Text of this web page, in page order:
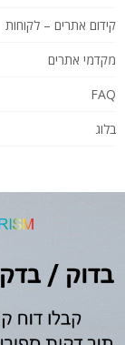
קידום אתרים – לקוחות
מקדמי אתרים
FAQ
בלוג